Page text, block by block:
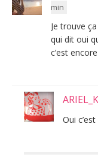
min
Je trouve
qui dit oui
c’est
Oui